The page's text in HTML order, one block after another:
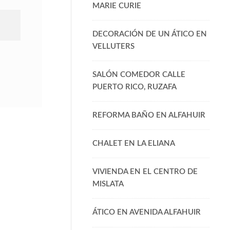
MARIE CURIE
DECORACIÓN DE UN ÁTICO EN
VELLUTERS
SALÓN COMEDOR CALLE
PUERTO RICO, RUZAFA
REFORMA BAÑO EN ALFAHUIR
CHALET EN LA ELIANA
VIVIENDA EN EL CENTRO DE
MISLATA
ÁTICO EN AVENIDA ALFAHUIR